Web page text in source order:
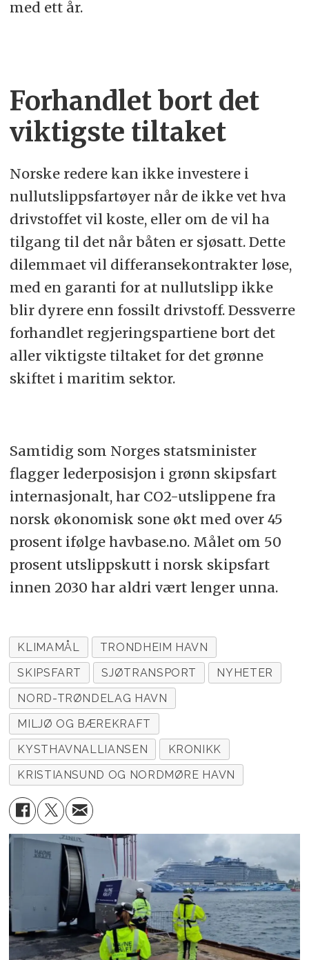
med ett år.
Forhandlet bort det
viktigste tiltaket
Norske redere kan ikke investere i
nullutslippsfartøyer når de ikke vet hva
drivstoffet vil koste, eller om de vil ha
tilgang til det når båten er sjøsatt. Dette
dilemmaet vil differansekontrakter løse,
med en garanti for at nullutslipp ikke
blir dyrere enn fossilt drivstoff. Dessverre
forhandlet regjeringspartiene bort det
aller viktigste tiltaket for det grønne
skiftet i maritim sektor.
Samtidig som Norges statsminister
flagger lederposisjon i grønn skipsfart
internasjonalt, har CO2-utslippene fra
norsk økonomisk sone økt med over 45
prosent ifølge havbase.no. Målet om 50
prosent utslippskutt i norsk skipsfart
innen 2030 har aldri vært lenger unna.
KLIMAMÅL
TRONDHEIM HAVN
SKIPSFART
SJØTRANSPORT
NYHETER
NORD-TRØNDELAG HAVN
MILJØ OG BÆREKRAFT
KYSTHAVNALLIANSEN
KRONIKK
KRISTIANSUND OG NORDMØRE HAVN